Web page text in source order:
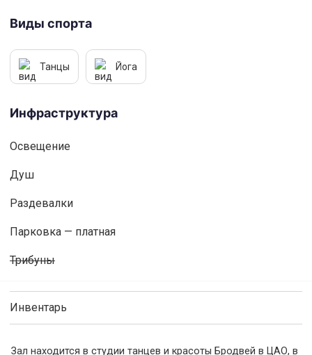
Виды спорта
Танцы Йога
Инфраструктура
Освещениe
Душ
Раздевалки
Парковка — платная
Трибуны
Инвентарь
Зал находится в студии танцев и красоты Бродвей в ЦАО, в